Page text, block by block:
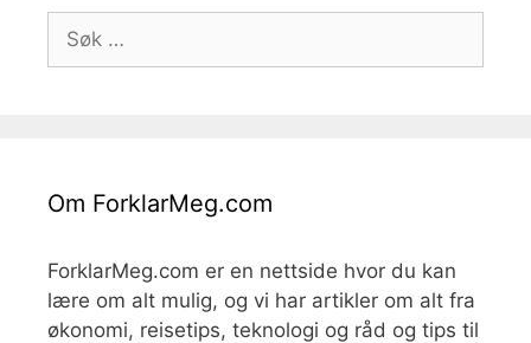
etter:
Om ForklarMeg.com
ForklarMeg.com er en nettside hvor du kan
lære om alt mulig, og vi har artikler om alt fra
økonomi, reisetips, teknologi og råd og tips til